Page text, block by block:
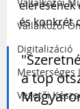
Vállalkozói
Digitalizáció
Mesterséges
Vezetői
elérésének
és konkrét
a top